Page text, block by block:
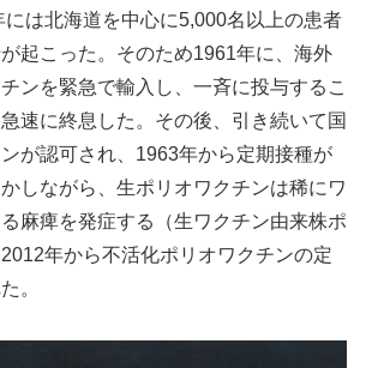
は北海道を中心に5,000名以上の患者
起こった。そのため1961年に、海外
ンを緊急で輸入し、一斉に投与するこ
速に終息した。その後、引き続いて国
が認可され、1963年から定期接種が
しながら、生ポリオワクチンは稀にワ
麻痺を発症する（生ワクチン由来株ポ
年から不活化ポリオワクチンの定
。